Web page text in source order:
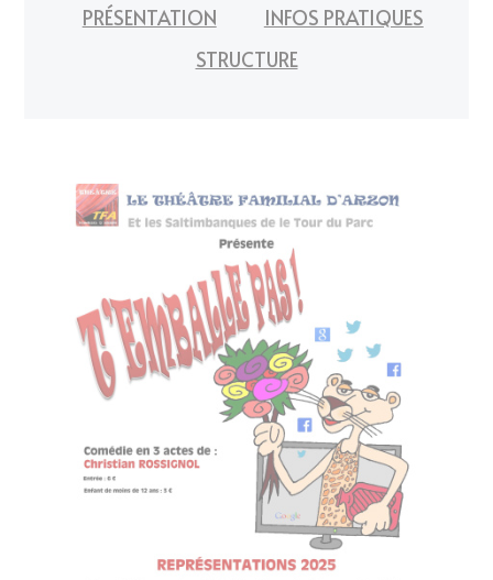
PRÉSENTATION
INFOS PRATIQUES
STRUCTURE